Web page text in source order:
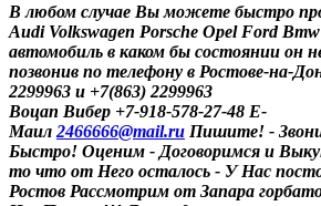
В любом случае Вы можете быстро
Audi Volkswagen Porsche Opel Ford
автомобиль в каком бы состоянии он
позвонив по телефону в Ростове-на-
2299963 и +7(863) 2299963
Воцап Вибер +7-918-578-27-48 Е-
Маил 2466666@mail.ru Пишите! -
Быстро! Оценим - Договоримся и
то что от Него осталось - У Нас
Ростов Рассмотрим от Запара